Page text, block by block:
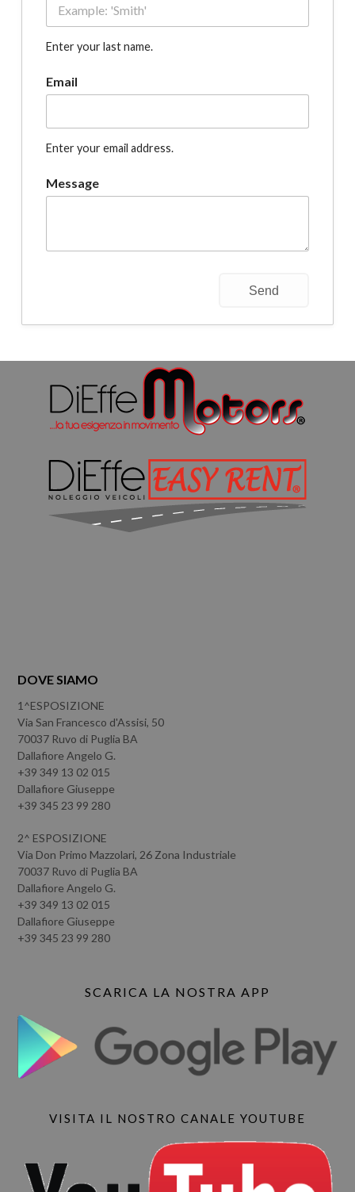
Enter your last name.
Email
Enter your email address.
Message
DOVE SIAMO
1^ESPOSIZIONE
Via San Francesco d'Assisi, 50
70037 Ruvo di Puglia BA
Dallafiore Angelo G.
+39 349 13 02 015
Dallafiore Giuseppe
+39 345 23 99 280
2^ ESPOSIZIONE
Via Don Primo Mazzolari, 26 Zona Industriale
70037 Ruvo di Puglia BA
Dallafiore Angelo G.
+39 349 13 02 015
Dallafiore Giuseppe
+39 345 23 99 280
SCARICA LA NOSTRA APP
VISITA IL NOSTRO CANALE YOUTUBE